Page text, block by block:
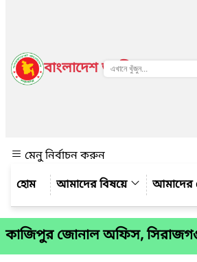
বাংলাদেশ জাতীয় তথ্য
মেনু নির্বাচন করুন
আমাদের বিষয়ে
আমাদের
কাজিপুর জোনাল অফিস,